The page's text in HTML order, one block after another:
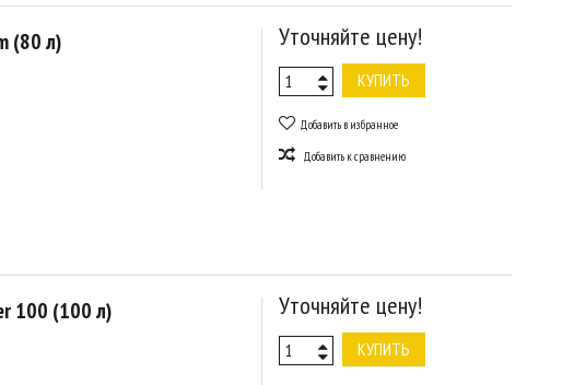
(80 л) Уточняйте цену!
КУПИТЬ
Добавить в избранное
Добавить к сравнению
100 (100 л) Уточняйте цену!
КУПИТЬ